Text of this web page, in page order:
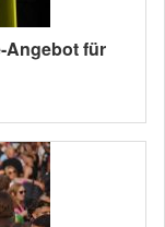
Angebot für